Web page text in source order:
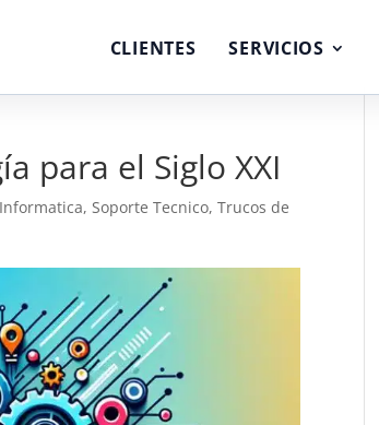
CLIENTES SERVICIOS
para el Siglo XXI
,Soporte Tecnico,Trucos de